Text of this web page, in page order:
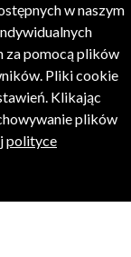
w naszym
za pomocą plików
Pliki cookie
Klikając
plików
polityce